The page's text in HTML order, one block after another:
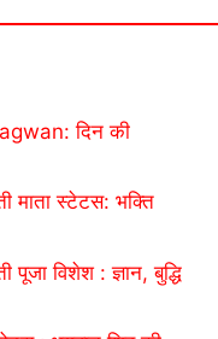
दिन की
स्टेटस: भक्ति
विशेश : ज्ञान, बुद्धि